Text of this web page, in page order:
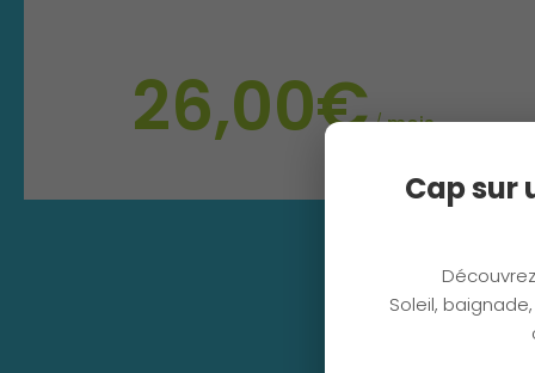
26,00€/mois
Cap sur
Soleil,